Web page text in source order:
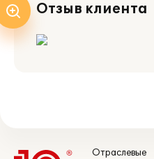
Отзыв клиента
Отраслевые